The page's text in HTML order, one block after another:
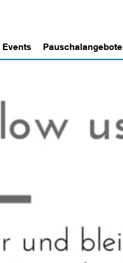
Events Pauschalangebote